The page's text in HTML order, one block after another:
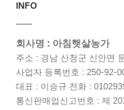
INFO
회사명 : 아침햇살농가
주소 : 경남 산청군 신안면
사업자 등록번호 : 250-92-
대표 : 이승규 전화 :
통신판매업신고번호 : 제